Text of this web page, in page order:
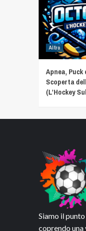
Altro
Apnea,
Scoperta
(L’Hockey
Siamo il
coprendo una